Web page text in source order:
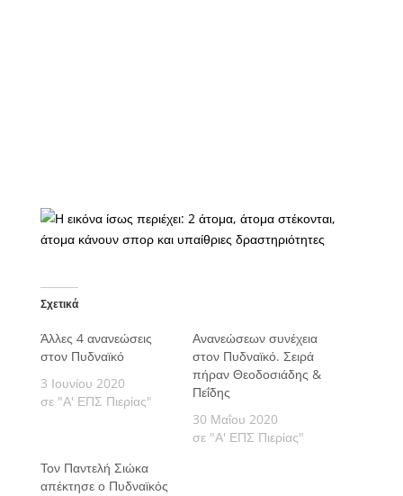
Σχετικά
Άλλες 4 ανανεώσεις
στον Πυδναϊκό
3 Ιουνίου 2020
σε "Α' ΕΠΣ Πιερίας"
Ανανεώσεων συνέχεια
στον Πυδναϊκό. Σειρά
πήραν Θεοδοσιάδης &
Πεΐδης
30 Μαΐου 2020
σε "Α' ΕΠΣ Πιερίας"
Τον Παντελή Σιώκα
απέκτησε ο Πυδναϊκός